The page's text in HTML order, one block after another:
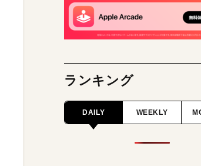
ランキング
DAILY WEEKLY